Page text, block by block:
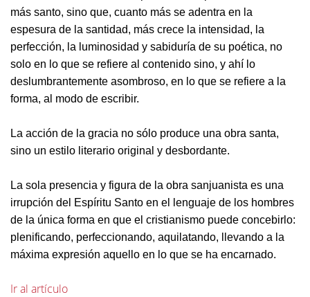
más santo, sino que, cuanto más se adentra en la
espesura de la santidad, más crece la intensidad, la
perfección, la luminosidad y sabiduría de su poética, no
solo en lo que se refiere al contenido sino, y ahí lo
deslumbrantemente asombroso, en lo que se refiere a la
forma, al modo de escribir.
La acción de la gracia no sólo produce una obra santa,
sino un estilo literario original y desbordante.
La sola presencia y figura de la obra sanjuanista es una
irrupción del Espíritu Santo en el lenguaje de los hombres
de la única forma en que el cristianismo puede concebirlo:
plenificando, perfeccionando, aquilatando, llevando a la
máxima expresión aquello en lo que se ha encarnado.
Ir al artículo